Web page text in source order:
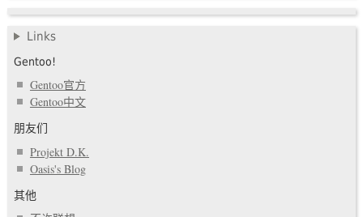
Links
Gentoo!
Gentoo官方
Gentoo中文
朋友们
Projekt D.K.
Oasis's Blog
其他